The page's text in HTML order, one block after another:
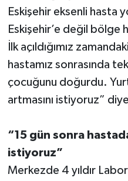
Eskişehir eksenli hasta
Eskişehir’e değil bölge
İlk açıldığımız
hastamız sonrasında
çocuğunu doğurdu.
artmasını istiyoruz”
“15 gün sonra
istiyoruz”
Merkezde 4 yıldır